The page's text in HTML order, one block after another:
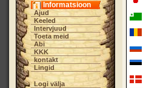
Informatsioon
Ajud
Keeled
Intervjuud
Toeta meid
Abi
KKK
kontakt
Lingid
Logi välja